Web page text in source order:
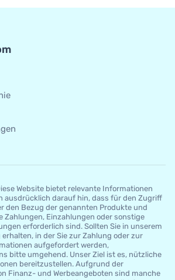
Website bietet relevante Informationen
ausdrücklich darauf hin, dass für den Zugriff
den Bezug der genannten Produkte und
Zahlungen, Einzahlungen oder sonstige
erforderlich sind. Sollten Sie in unserem
in der Sie zur Zahlung oder zur
aufgefordert werden,
bitte umgehend. Unser Ziel ist es, nützliche
bereitzustellen. Aufgrund der
Finanz- und Werbeangeboten sind manche